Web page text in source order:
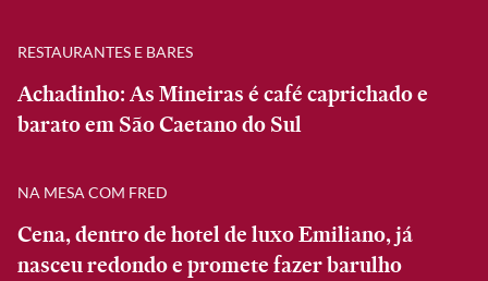
RESTAURANTES E BARES
Achadinho: As Mineiras é café caprichado e
barato em São Caetano do Sul
NA MESA COM FRED
Cena, dentro de hotel de luxo Emiliano, já
nasceu redondo e promete fazer barulho